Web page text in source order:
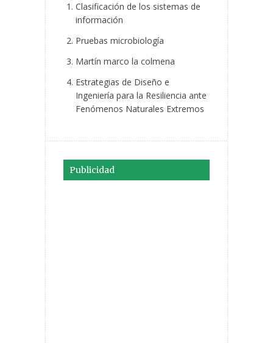
Clasificación de los sistemas de
información
Pruebas microbiología
Martín marco la colmena
Estrategias de Diseño e
Ingeniería para la Resiliencia ante
Fenómenos Naturales Extremos
Publicidad